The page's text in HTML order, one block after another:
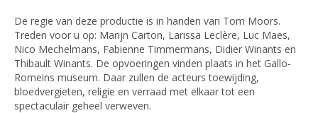
De regie van deze productie is in handen van Tom Moors.
Treden voor u op: Marijn Carton, Larissa Leclère, Luc Maes,
Nico Mechelmans, Fabienne Timmermans, Didier Winants en
Thibault Winants. De opvoeringen vinden plaats in het Gallo-
Romeins museum. Daar zullen de acteurs toewijding,
bloedvergieten, religie en verraad met elkaar tot een
spectaculair geheel verweven.